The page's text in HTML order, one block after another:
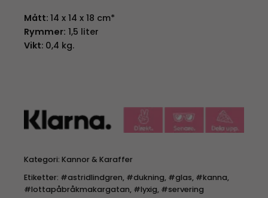
Mått: 14 x 14 x 18 cm*
Rymmer: 1,5 liter
Vikt: 0,4 kg.
Kategori: Kannor & Karaffer
Etiketter: #astridlindgren, #dukning, #glas, #kanna,
#lottapåbråkmakargatan, #lyxig, #servering